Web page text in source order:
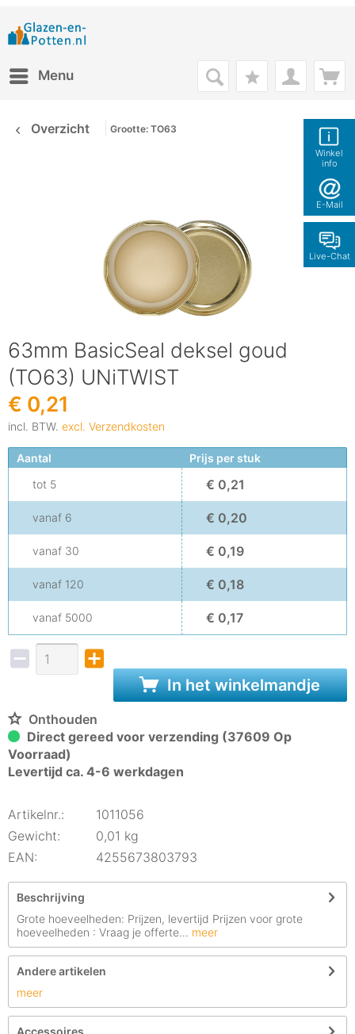
Winkel
info
E-Mail
Live-Chat
Menu
Overzicht Grootte: TO63
63mm BasicSeal deksel goud
(TO63) UNiTWIST
€ 0,21
incl. BTW. excl. Verzendkosten
Aantal
Prijs per stuk
tot 5 € 0,21
vanaf 6 € 0,20
vanaf 30 € 0,19
vanaf 120 € 0,18
vanaf 5000 € 0,17
In het winkelmandje
Onthouden
Direct gereed voor verzending (37609 Op
Voorraad)
Levertijd ca. 4-6 werkdagen
Artikelnr.:
1011056
Gewicht:
0,01 kg
EAN:
4255673803793
Beschrijving
Grote hoeveelheden: Prijzen, levertijd Prijzen voor grote
hoeveelheden : Vraag je offerte... meer
Andere artikelen
meer
Accessoires